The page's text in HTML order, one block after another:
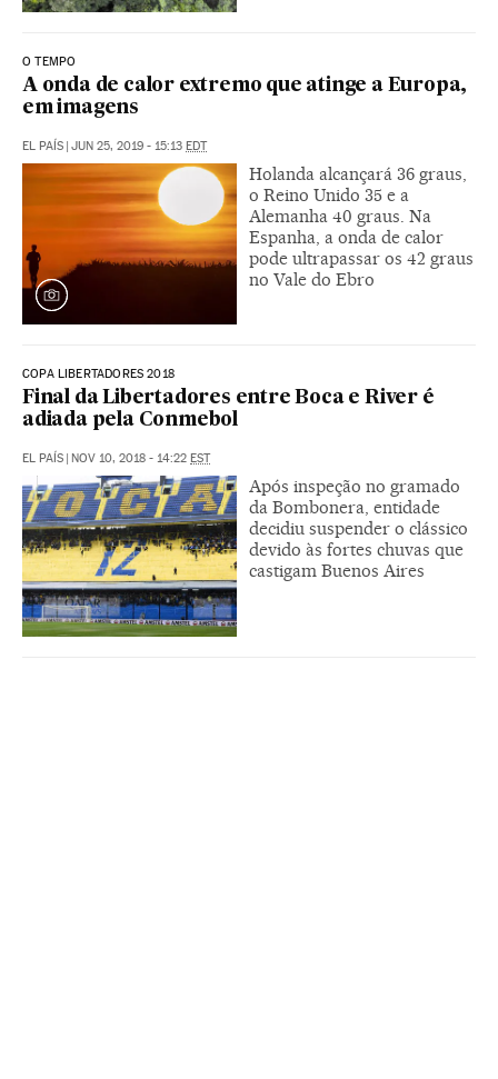
O TEMPO
A onda de calor extremo que atinge a Europa,
em imagens
EL PAÍS | JUN 25, 2019 - 15:13 EDT
Holanda alcançará 36 graus,
o Reino Unido 35 e a
Alemanha 40 graus. Na
Espanha, a onda de calor
pode ultrapassar os 42 graus
no Vale do Ebro
COPA LIBERTADORES 2018
Final da Libertadores entre Boca e River é
adiada pela Conmebol
EL PAÍS | NOV 10, 2018 - 14:22 EST
Após inspeção no gramado
da Bombonera, entidade
decidiu suspender o clássico
devido às fortes chuvas que
castigam Buenos Aires